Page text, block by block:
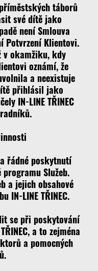
táborů
své dítě jako
není Smlouva
Potvrzení Klientovi.
v okamžiku, kdy
oznámí, že
a neexistuje
přihlásil jako
IN-LINE TŘINEC
poskytnutí
programu Služeb.
a jejich obsahové
IN-LINE TŘINEC.
při poskytování
a to zejména
a pomocných